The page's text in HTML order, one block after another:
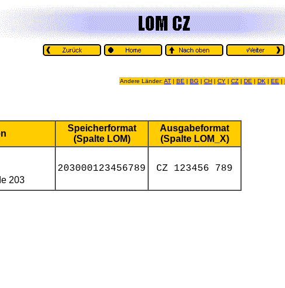
Andere Länder: AT | BE | BG | CH | CY | CZ | DE | DK | EE |
Speicherformat
(Spalte LOM)
Ausgabeformat
(Spalte LOM_X)
203
203000123456789 CZ 123456 789